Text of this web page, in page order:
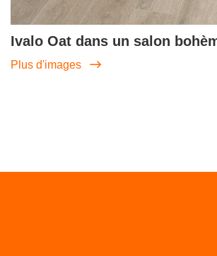
Ivalo Oat dans un salon
Plus d'images